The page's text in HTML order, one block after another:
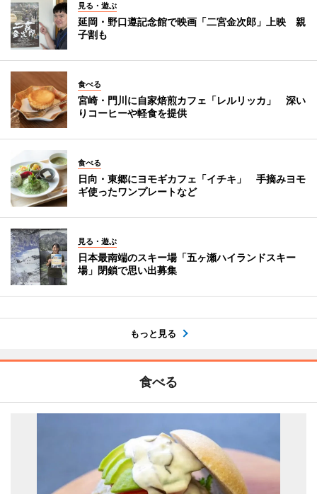
見る・遊ぶ
延岡・野口遵記念館で映画「二宮金次郎」上映 親
子割も
食べる
宮崎・門川に自家焙煎カフェ「レルリッカ」 深い
りコーヒーや軽食を提供
食べる
日向・東郷にヨモギカフェ「イチキ」 手摘みヨモ
ギ使ったワンプレートなど
見る・遊ぶ
日本最南端のスキー場「五ヶ瀬ハイランドスキー
場」閉鎖で思い出募集
もっと見る
食べる